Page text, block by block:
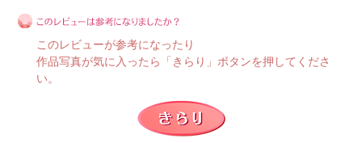
このレビューは参考になりましたか？
このレビューが参考になったり
作品写真が気に入ったら「きらり」ボタンを押してくださ
い。